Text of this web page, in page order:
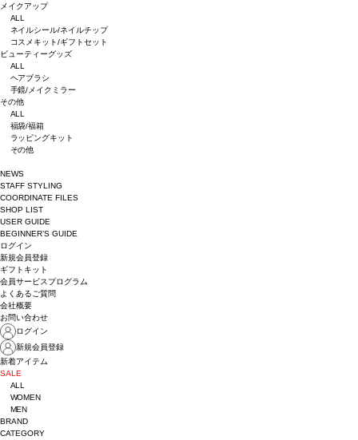
メイクアップ
ALL
ネイルシール/ネイルチップ
コスメキット/ギフトセット
ビューティーグッズ
ALL
ヘアブラシ
手鏡/メイクミラー
その他
ALL
福袋/福箱
ラッピングキット
その他
NEWS
STAFF STYLING
COORDINATE FILES
SHOP LIST
USER GUIDE
BEGINNER’S GUIDE
ログイン
新規会員登録
ギフトキット
会員サービスプログラム
よくあるご質問
会社概要
お問い合わせ
ログイン
新規会員登録
新着アイテム
SALE
ALL
WOMEN
MEN
BRAND
CATEGORY